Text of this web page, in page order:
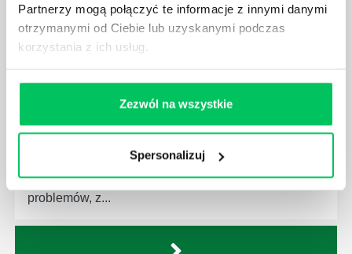
Partnerzy mogą połączyć te informacje z innymi danymi
otrzymanymi od Ciebie lub uzyskanymi podczas
korzystania z ich usług.
Zezwól na wszystkie
Spersonalizuj
THE HR ANSWER BOOK
Menedżerowie HR i inni specjaliści w tej dziedzinie
zasobów ludzkich, specjaliści Shawn Smith i
Rebecca Mazin opracowali 200 typowych i
najczęściej spotykają się w swojej codziennej
pracy.Książka „The HR Answer Book” omawia wiele
problemów, z...